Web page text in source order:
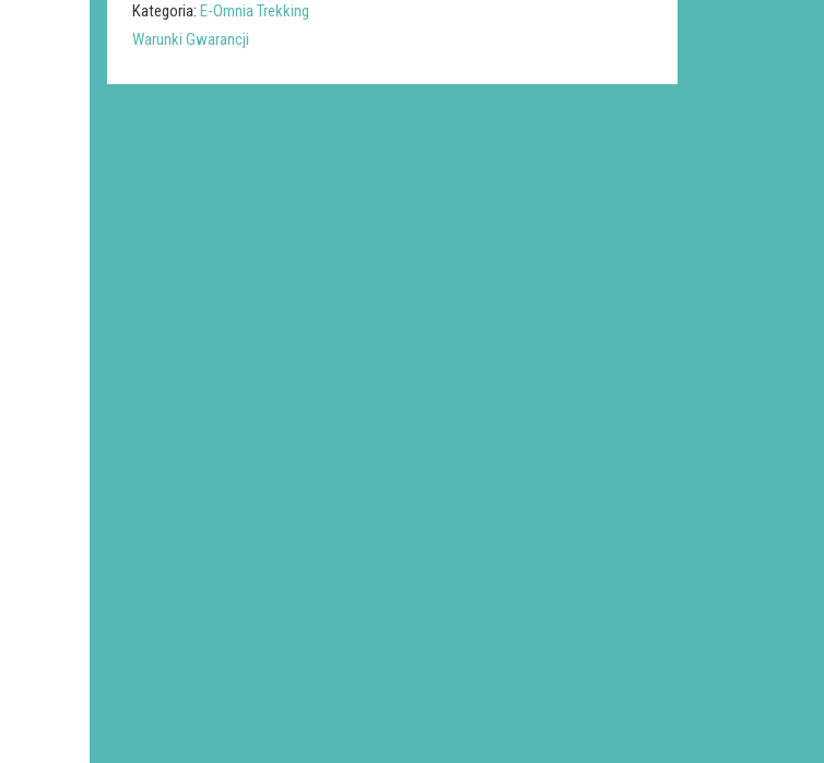
Kategoria:E-Omnia Trekking
Warunki Gwarancji